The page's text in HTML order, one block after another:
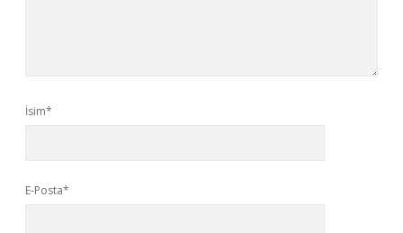
İsim*
E-Posta*